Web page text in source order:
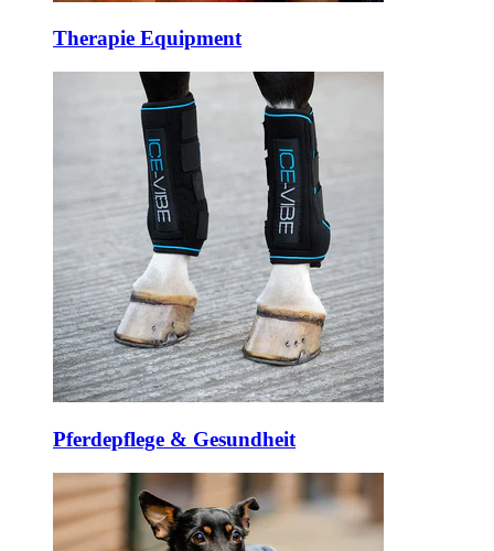
Therapie Equipment
Pferdepflege & Gesundheit